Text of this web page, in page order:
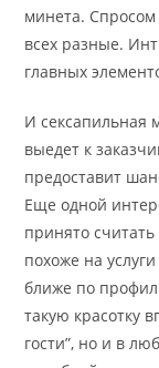
минета. Спросом
всех разные.
главных
И сексапильная
выедет к
предоставит
Еще одной
принято
похоже на
ближе по
такую красотку
гости”, но и в